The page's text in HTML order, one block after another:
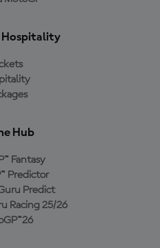
Hospitality
Hub
Fantasy
Predictor
Predict
Racing 25/26